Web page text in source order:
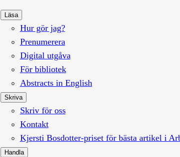
Läsa
Hur gör jag?
Prenumerera
Digital utgåva
För bibliotek
Abstracts in English
Skriva
Skriv för oss
Kontakt
Kjersti Bosdotter-priset för bästa artikel i
Handla